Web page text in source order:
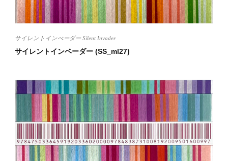
サイレントインべーダー Silent Invader
サイレントインベーダー (SS_ml27)